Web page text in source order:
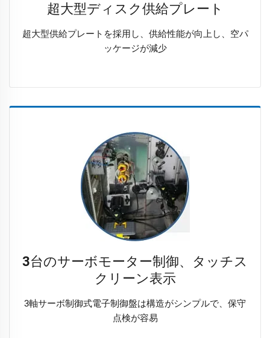
超大型ディスク供給プレート
超大型供給プレートを採用し、供給性能が向上し、空パ
ッケージが減少
3台のサーボモーター制御、タッチス
クリーン表示
3軸サーボ制御式電子制御盤は構造がシンプルで、保守
点検が容易